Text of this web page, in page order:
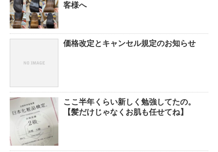
客様へ
価格改定とキャンセル規定のお知らせ
ここ半年くらい新しく勉強してたの。
【髪だけじゃなくお肌も任せてね】